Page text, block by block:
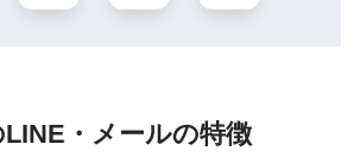
・メールの特徴